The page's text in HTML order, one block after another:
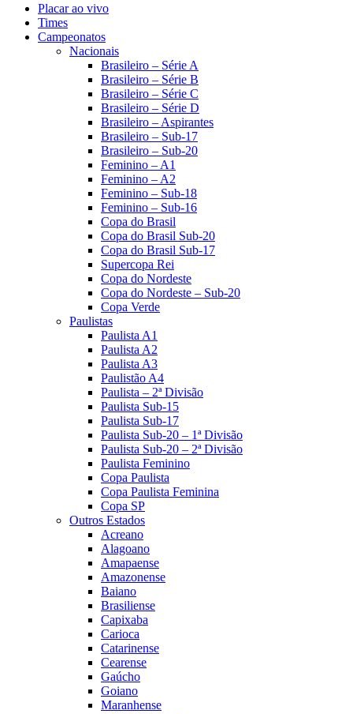
Placar ao vivo
Times
Campeonatos
Nacionais
Brasileiro – Série A
Brasileiro – Série B
Brasileiro – Série C
Brasileiro – Série D
Brasileiro – Aspirantes
Brasileiro – Sub-17
Brasileiro – Sub-20
Feminino – A1
Feminino – A2
Feminino – Sub-18
Feminino – Sub-16
Copa do Brasil
Copa do Brasil Sub-20
Copa do Brasil Sub-17
Supercopa Rei
Copa do Nordeste
Copa do Nordeste – Sub-20
Copa Verde
Paulistas
Paulista A1
Paulista A2
Paulista A3
Paulistão A4
Paulista – 2ª Divisão
Paulista Sub-15
Paulista Sub-17
Paulista Sub-20 – 1ª Divisão
Paulista Sub-20 – 2ª Divisão
Paulista Feminino
Copa Paulista
Copa Paulista Feminina
Copa SP
Outros Estados
Acreano
Alagoano
Amapaense
Amazonense
Baiano
Brasiliense
Capixaba
Carioca
Catarinense
Cearense
Gaúcho
Goiano
Maranhense